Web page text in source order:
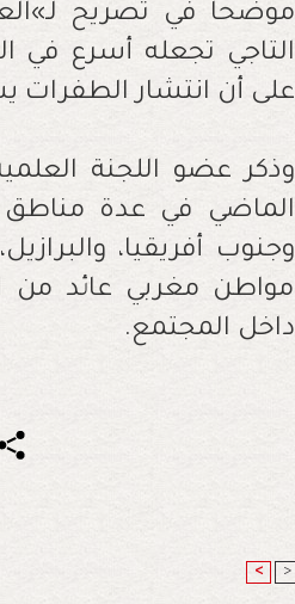
موضحا في تصريح
التاجي تجعله أسرع في
على أن انتشار الطفرات
وذكر عضو اللجنة
الماضي في عدة مناطق
وجنوب أفريقيا،
مواطن مغربي عائد من
داخل المجتمع.
< >